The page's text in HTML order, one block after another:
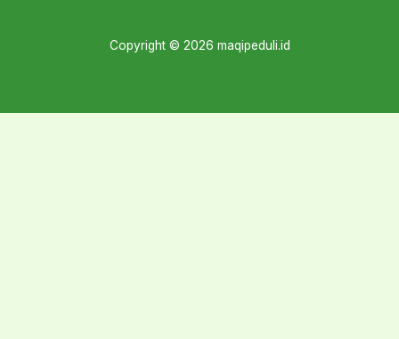
Copyright © 2026 maqipeduli.id